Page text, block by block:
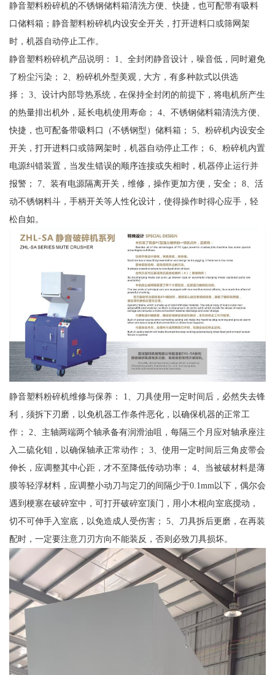
静音塑料粉碎机的不锈钢储料箱清洗方便、快捷，也可配带有吸料
口储料箱；静音塑料粉碎机内设安全开关，打开进料口或筛网架
时，机器自动停止工作。
静音塑料粉碎机产品说明： 1、全封闭静音设计，噪音低，同时避免
了粉尘污染； 2、粉碎机外型美观 , 大方，有多种款式以供选
择； 3、设计内部导热系统，在保持全封闭的前提下，将电机所产生
的热量排出机外，延长电机使用寿命； 4、不锈钢储料箱清洗方便、
快捷，也可配备带吸料口（不锈钢型）储料箱； 5、粉碎机内设安全
开关，打开进料口或筛网架时，机器自动停止工作； 6、粉碎机内置
电源纠错装置，当发生错误的顺序连接或失相时，机器停止运行并
报警； 7、装有电源隔离开关，维修，操作更加方便，安全； 8、活
动不锈钢料斗，手柄开关等人性化设计，使得操作时得心应手，轻
松自如。
静音塑料粉碎机维修与保养： 1、刀具使用一定时间后，必然失去锋
利，须拆下刃磨，以免机器工作条件恶化，以确保机器的正常工
作； 2、主轴两端两个轴承备有润滑油咀，每隔三个月应对轴承座注
入二硫化钼，以确保轴承正常动作； 3、使用一定时间后三角皮带会
伸长，应调整其中心距，才不至降低传动功率； 4、当被破材料是薄
膜等轻浮材料，应调整小动刀与定刀的间隔少于0.1mm以下，偶尔会
遇到梗塞在破碎室中，可打开破碎室顶门，用小木棍向室底搅动，
切不可伸手入室底，以免造成人受伤害； 5、刀具拆后更磨，在再装
配时，一定要注意刀刃方向不能装反，否则必致刀具损坏。